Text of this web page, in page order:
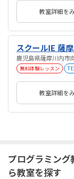
教室詳細を
スクールIE 薩
鹿児島県薩摩川内市
無料体験レッスン
教室詳細を
プログラミン
ら教室を探す